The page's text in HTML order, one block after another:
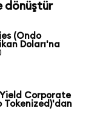
dönüştür
(Ondo
Doları'na
Yield Corporate
Tokenized)'dan